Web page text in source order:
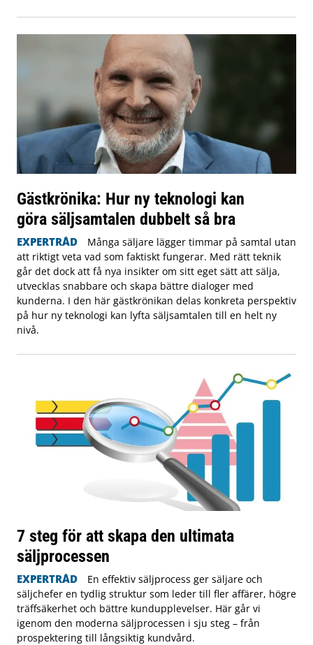
Gästkrönika: Hur ny teknologi kan
göra säljsamtalen dubbelt så bra
EXPERTRÅD
Många säljare lägger timmar på samtal utan
att riktigt veta vad som faktiskt fungerar. Med rätt teknik
går det dock att få nya insikter om sitt eget sätt att sälja,
utvecklas snabbare och skapa bättre dialoger med
kunderna. I den här gästkrönikan delas konkreta perspektiv
på hur ny teknologi kan lyfta säljsamtalen till en helt ny
nivå.
7 steg för att skapa den ultimata
säljprocessen
EXPERTRÅD
En effektiv säljprocess ger säljare och
säljchefer en tydlig struktur som leder till fler affärer, högre
träffsäkerhet och bättre kundupplevelser. Här går vi
igenom den moderna säljprocessen i sju steg – från
prospektering till långsiktig kundvård.